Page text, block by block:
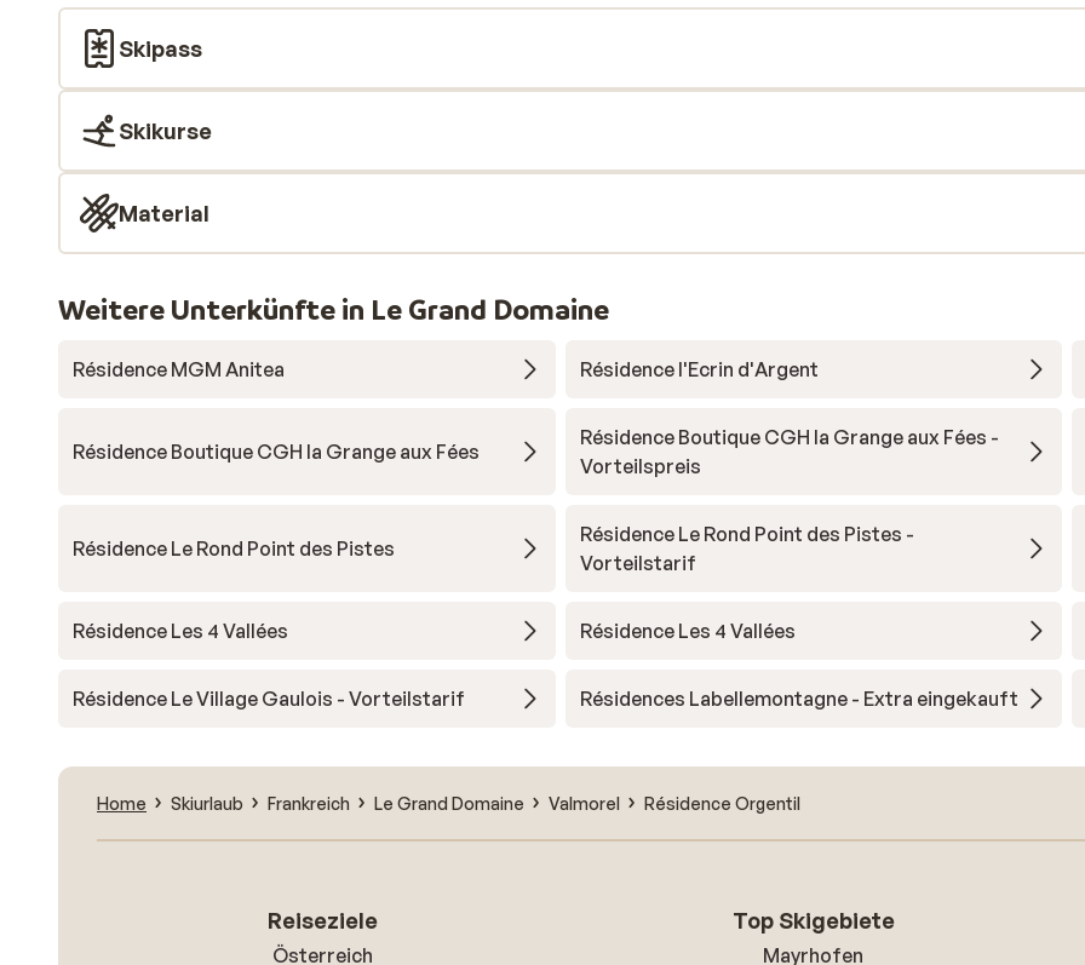
Skipass
Skikurse
Material
Weitere Unterkünfte in Le Grand Domaine
Résidence MGM Anitea Résidence l'Ecrin d'Argent
Résidence Boutique CGH la Grange aux Fées
Résidence Boutique CGH la Grange aux Fées -
Vorteilspreis
Résidence Le Rond Point des Pistes
Résidence Le Rond Point des Pistes -
Vorteilstarif
Résidence Les 4 Vallées Résidence Les 4 Vallées
Résidence Le Village Gaulois - Vorteilstarif Résidences Labellemontagne - Extra eingekauft
Home Skiurlaub Frankreich Le Grand Domaine Valmorel Résidence Orgentil
Reiseziele
Österreich
Top Skigebiete
Mayrhofen